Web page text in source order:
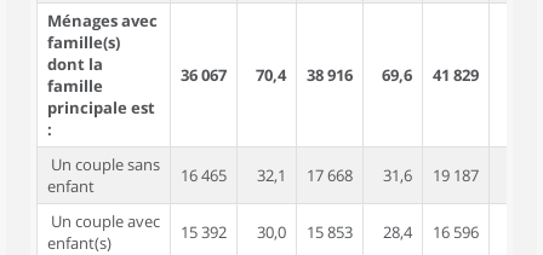
Ménages avec
famille(s)
dont la
famille
principale est
:
36 067 70,4 38 916 69,6 41 829
Un couple sans
enfant
16 465 32,1 17 668 31,6 19 187
Un couple avec
enfant(s)
15 392 30,0 15 853 28,4 16 596